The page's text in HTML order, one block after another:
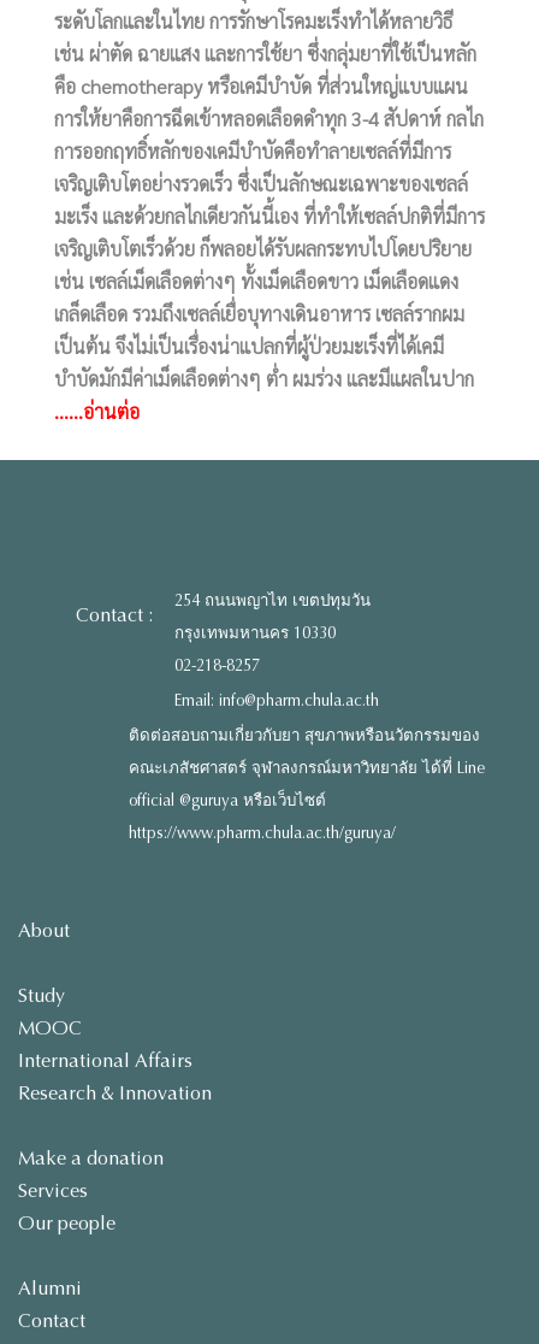
ระดับโลกและในไทย การรักษาโรคมะเร็งทำได้หลายวิธี
เช่น ผ่าตัด ฉายแสง และการใช้ยา ซึ่งกลุ่มยาที่ใช้เป็นหลัก
คือ chemotherapy หรือเคมีบำบัด ที่ส่วนใหญ่แบบแผน
การให้ยาคือการฉีดเข้าหลอดเลือดดำทุก 3-4 สัปดาห์ กลไก
การออกฤทธิ์หลักของเคมีบำบัดคือทำลายเซลล์ที่มีการ
เจริญเติบโตอย่างรวดเร็ว ซึ่งเป็นลักษณะเฉพาะของเซลล์
มะเร็ง และด้วยกลไกเดียวกันนี้เอง ที่ทำให้เซลล์ปกติที่มีการ
เจริญเติบโตเร็วด้วย ก็พลอยได้รับผลกระทบไปโดยปริยาย
เช่น เซลล์เม็ดเลือดต่างๆ ทั้งเม็ดเลือดขาว เม็ดเลือดแดง
เกล็ดเลือด รวมถึงเซลล์เยื่อบุทางเดินอาหาร เซลล์รากผม
เป็นต้น จึงไม่เป็นเรื่องน่าแปลกที่ผู้ป่วยมะเร็งที่ได้เคมี
บำบัดมักมีค่าเม็ดเลือดต่างๆ ต่ำ ผมร่วง และมีแผลในปาก
......อ่านต่อ
Contact :
254 ถนนพญาไท เขตปทุมวัน
กรุงเทพมหานคร 10330
02-218-8257
Email: info@pharm.chula.ac.th
ติดต่อสอบถามเกี่ยวกับยา สุขภาพหรือนวัตกรรมของ
คณะเภสัชศาสตร์ จุฬาลงกรณ์มหาวิทยาลัย ได้ที่ Line
official @guruya หรือเว็บไซต์
https://www.pharm.chula.ac.th/guruya/
About
Study
MOOC
International Affairs
Research & Innovation
Make a donation
Services
Our people
Alumni
Contact